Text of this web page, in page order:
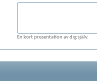
En kort presentation av dig själv.